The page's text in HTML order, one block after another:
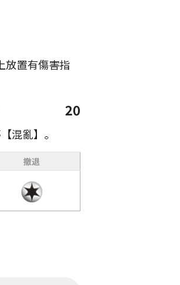
放置有傷害指
20
混亂】。
撤退